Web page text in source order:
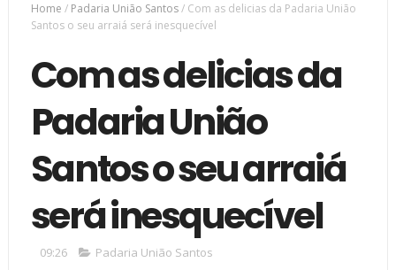
Home / Padaria União Santos/ Com as delicias da Padaria União
Santos o seu arraiá será inesquecível
Com as delicias da
Padaria União
Santos o seu arraiá
será inesquecível
09:26 Padaria União Santos